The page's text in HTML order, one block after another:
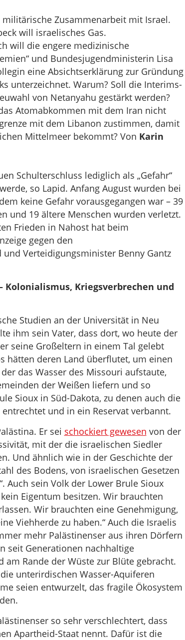
Zusammenarbeit mit Israel.
will israelisches Gas.
will die engere medizinische
und Bundesjugendministerin Lisa
eine Absichtserklärung zur Gründung
unterzeichnet. Warum? Soll die Interims-
von Netanyahu gestärkt werden?
Atomabkommen mit dem Iran nicht
mit dem Libanon zustimmen, damit
Mittelmeer bekommt? Von Karin
Schulterschluss lediglich als „Gefahr“
so Lapid. Anfang August wurden bei
keine Gefahr vorausgegangen war – 39
und 19 ältere Menschen wurden verletzt.
Frieden in Nahost hat beim
gegen den
Verteidigungsminister Benny Gantz
Kolonialismus, Kriegsverbrechen und
Studien an der Universität in Neu
ihm sein Vater, dass dort, wo heute der
seine Großeltern in einem Tal gelebt
hätten deren Land überflutet, um einen
das Wasser des Missouri aufstaute,
der Weißen liefern und so
Sioux in Süd-Dakota, zu denen auch die
und in ein Reservat verbannt.
Er sei schockiert gewesen von der
mit der die israelischen Siedler
Und ähnlich wie in der Geschichte der
des Bodens, von israelischen Gesetzen
Auch sein Volk der Lower Brule Sioux
Eigentum besitzen. Wir brauchten
Wir brauchten eine Genehmigung,
Viehherde zu haben.“ Auch die Israelis
mehr Palästinenser aus ihren Dörfern
seit Generationen nachhaltige
Rande der Wüste zur Blüte gebracht.
unterirdischen Wasser-Aquiferen
seien entwurzelt, das fragile Ökosystem
so sehr verschlechtert, dass
Apartheid-Staat nennt. Dafür ist die